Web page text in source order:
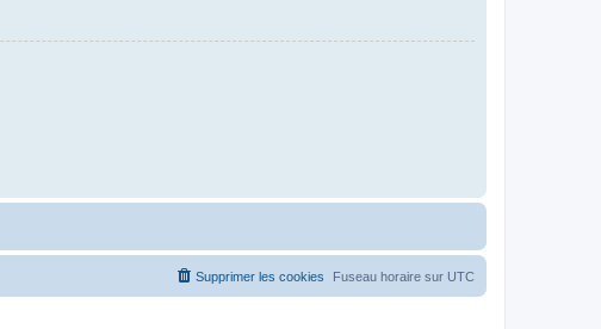
Fuseau horaire sur UTC
Supprimer les cookies